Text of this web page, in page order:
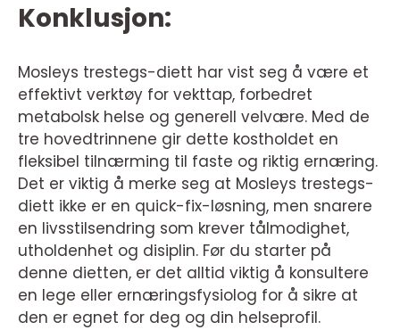
Konklusjon:
Mosleys trestegs-diett har vist seg å være et
effektivt verktøy for vekttap, forbedret
metabolsk helse og generell velvære. Med de
tre hovedtrinnene gir dette kostholdet en
fleksibel tilnærming til faste og riktig ernæring.
Det er viktig å merke seg at Mosleys trestegs-
diett ikke er en quick-fix-løsning, men snarere
en livsstilsendring som krever tålmodighet,
utholdenhet og disiplin. Før du starter på
denne dietten, er det alltid viktig å konsultere
en lege eller ernæringsfysiolog for å sikre at
den er egnet for deg og din helseprofil.